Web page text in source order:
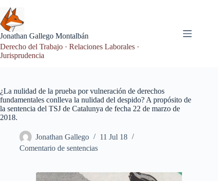
contenido
Jonathan Gallego Montalbán
Derecho del Trabajo · Relaciones Laborales ·
Jurisprudencia
¿La nulidad de la prueba por vulneración de derechos
fundamentales conlleva la nulidad del despido? A propósito de
la sentencia del TSJ de Catalunya de fecha 22 de marzo de
2018.
Jonathan Gallego
11 Jul 18
Comentario de sentencias